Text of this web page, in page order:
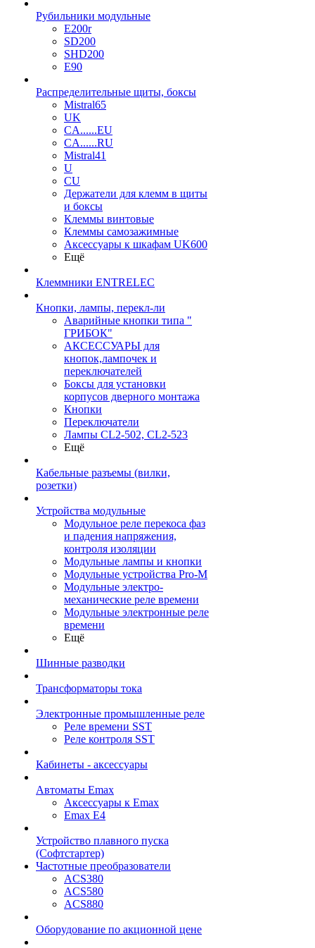
Рубильники модульные
E200r
SD200
SHD200
E90
Распределительные щиты, боксы
Mistral65
UK
CA......EU
CA......RU
Mistral41
U
CU
Держатели для клемм в щиты
и боксы
Клеммы винтовые
Клеммы самозажимные
Аксессуары к шкафам UK600
Ещё
Клеммники ENTRELEC
Кнопки, лампы, перекл-ли
Аварийные кнопки типа "
ГРИБОК"
АКСЕССУАРЫ для
кнопок,лампочек и
переключателей
Боксы для установки
корпусов дверного монтажа
Кнопки
Переключатели
Лампы CL2-502, CL2-523
Ещё
Кабельные разъемы (вилки,
розетки)
Устройства модульные
Модульное реле перекоса фаз
и падения напряжения,
контроля изоляции
Модульные лампы и кнопки
Модульные устройства Pro-M
Модульные электро-
механические реле времени
Модульные электронные реле
времени
Ещё
Шинные разводки
Трансформаторы тока
Электронные промышленные реле
Реле времени SST
Реле контроля SST
Кабинеты - аксессуары
Автоматы Emax
Аксессуары к Emax
Emax E4
Устройство плавного пуска
(Софтстартер)
Частотные преобразователи
ACS380
ACS580
ACS880
Оборудование по акционной цене